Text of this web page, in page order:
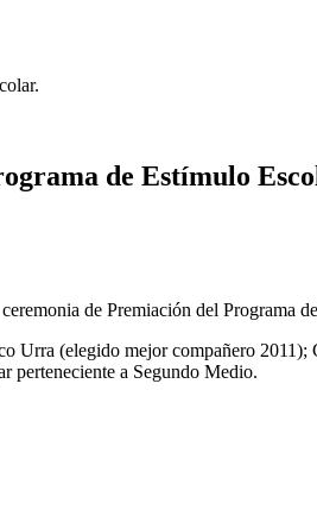
de Estímulo
de Premiación del Programa
(elegido mejor compañero
perteneciente a Segundo Medio.